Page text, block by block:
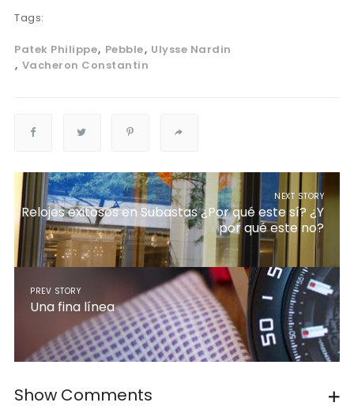
Tags:
Patek Philippe Pebble Ulysse Nardin
Vacheron Constantin
NEXT STORY
Relojes exitosos en Subastas ¿Por qué este sí? ¿Y
por qué este no?
PREV STORY
Una fina línea
Show Comments